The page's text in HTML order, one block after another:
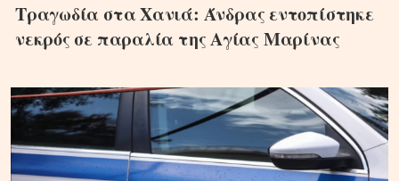
Τραγωδία στα Χανιά: Άνδρας εντοπίστηκε
νεκρός σε παραλία της Αγίας Μαρίνας